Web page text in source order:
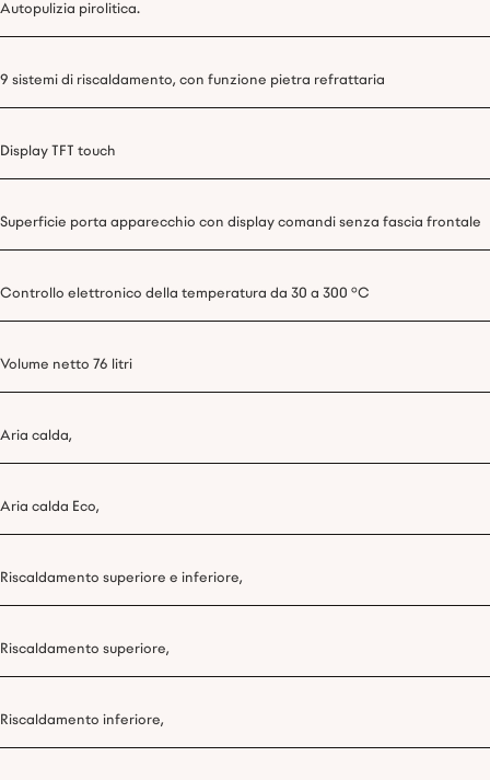
Autopulizia pirolitica.
9 sistemi di riscaldamento, con funzione pietra refrattaria
Display TFT touch
Superficie porta apparecchio con display comandi senza fascia frontale
Controllo elettronico della temperatura da 30 a 300 °C
Volume netto 76 litri
Aria calda,
Aria calda Eco,
Riscaldamento superiore e inferiore,
Riscaldamento superiore,
Riscaldamento inferiore,